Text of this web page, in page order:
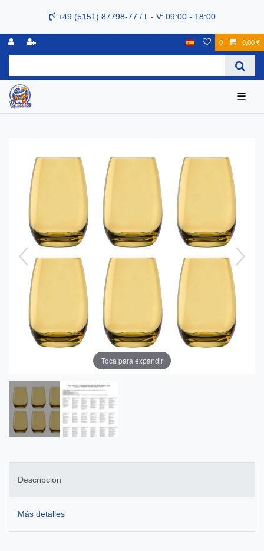
+49 (5151) 87798-77 / L - V: 09:00 - 18:00
0 0,00 €
☰
Toca para expandir
Descripción
Más detalles